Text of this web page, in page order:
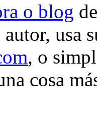
o blog
autor, usa
, o
cosa